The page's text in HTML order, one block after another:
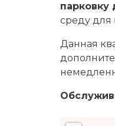
парковку
среду для
Данная